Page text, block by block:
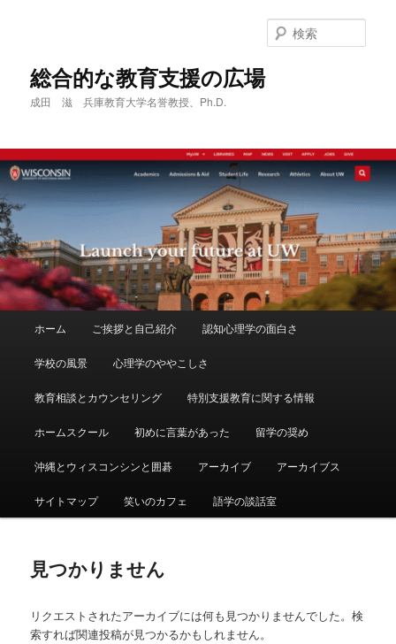
へ
移
動
移
動
総合的な教育支援の広場
成田 滋 兵庫教育大学名誉教授、Ph.D.
索
ホーム ご挨拶と自己紹介 認知心理学の面白さ
学校の風景 心理学のややこしさ
教育相談とカウンセリング 特別支援教育に関する情報
ホームスクール 初めに言葉があった 留学の奨め
沖縄とウィスコンシンと囲碁 アーカイブ アーカイブス
サイトマップ 笑いのカフェ 語学の談話室
見つかりません
リクエストされたアーカイブには何も見つかりませんでした。検
索すれば関連投稿が見つかるかもしれません。